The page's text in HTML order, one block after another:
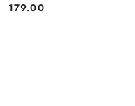
Cena:
179.00